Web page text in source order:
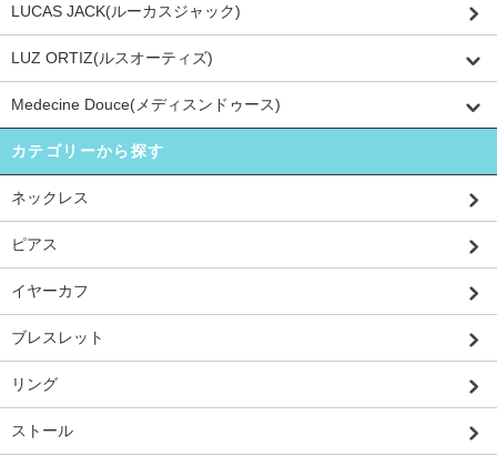
LUCAS JACK(ルーカスジャック)
LUZ ORTIZ(ルスオーティズ)
Medecine Douce(メディスンドゥース)
カテゴリーから探す
ネックレス
ピアス
イヤーカフ
ブレスレット
リング
ストール